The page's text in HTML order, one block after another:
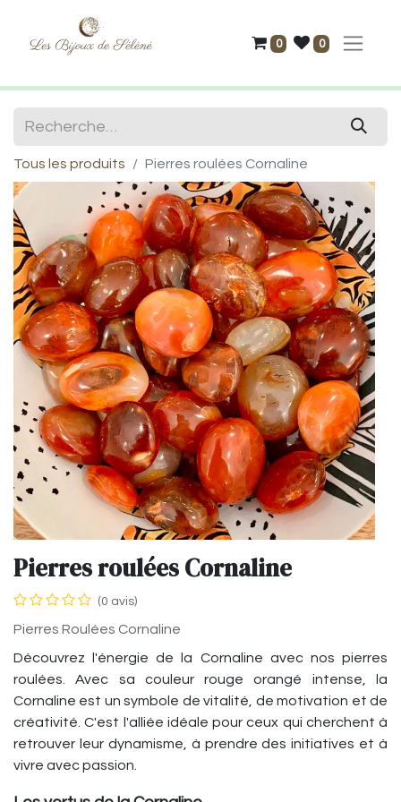
0 0
Tous les produits Pierres roulées Cornaline
Pierres roulées Cornaline
(0 avis)
Pierres Roulées Cornaline
Découvrez l'énergie de la Cornaline avec nos pierres
roulées. Avec sa couleur rouge orangé intense, la
Cornaline est un symbole de vitalité, de motivation et de
créativité. C'est l'alliée idéale pour ceux qui cherchent à
retrouver leur dynamisme, à prendre des initiatives et à
vivre avec passion.